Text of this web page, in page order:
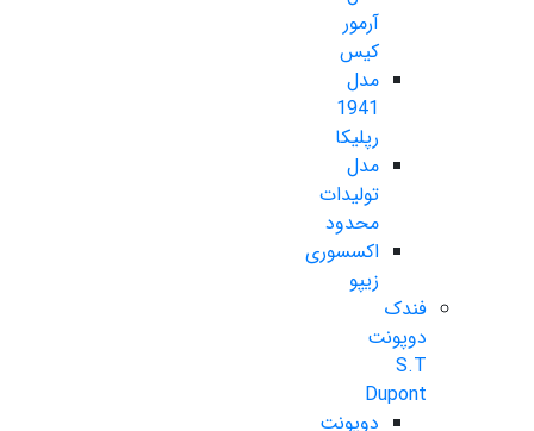
آرمور
کیس
مدل
1941
رپلیکا
مدل
تولیدات
محدود
اکسسوری
زیپو
فندک
دوپونت
S.T
Dupont
دوپونت